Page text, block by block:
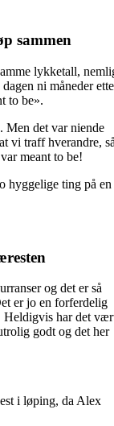
sammen
lykketall,
ni måneder
to be».
Men det var niende
vi traff hverandre,
meant to be!
hyggelige ting på en
og det er så
er jo en forferdelig
Heldigvis har det
godt og det her
i løping, da Alex